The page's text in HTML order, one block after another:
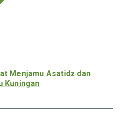
Menjamu Asatidz dan
Kuningan